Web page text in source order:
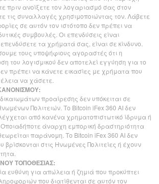
πριν ανοίξετε τον λογαριασμό σας στον
τις συναλλαγές χρησιμοποιώντας τον. Λάβετε
σε αυτόν τον ιστότοπο δεν πρέπει να
συμβουλές. Οι επενδύσεις είναι
τα χρήματά σας, είναι σε κίνδυνο.
τους υποψήφιους αγοραστές ότι η
του λογισμικού δεν αποτελεί εγγύηση για το
πρέπει να κάνετε εικασίες με χρήματα που
να χάσετε.
προαίρεσης δεν υπόκειται σε
Πολιτειών. Το Bitcoin iFex 360 AI δεν
από κανένα χρηματοπιστωτικό ίδρυμα ή
άναρχη εμπορική δραστηριότητα
παράνομη. Το Bitcoin iFex 360 AI δεν
βρίσκονται στις Ηνωμένες Πολιτείες ή έχουν
ΤΟΠΟΘΕΣΙΑΣ:
ευθύνη για απώλεια ή ζημιά που προκύπτει
που διατίθενται σε αυτόν τον